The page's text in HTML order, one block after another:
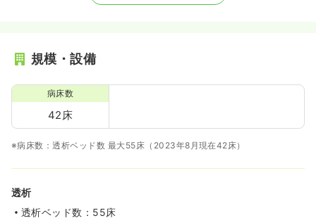
規模・設備
病床数
42床
※病床数：透析ベッド数 最大55床（2023年8月現在42床）
透析
透析ベッド数：55床